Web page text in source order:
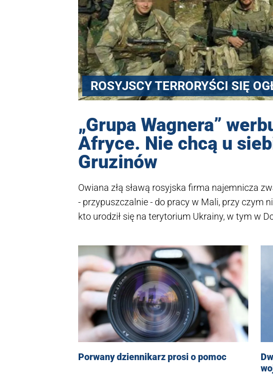
ROSYJSCY TERRORYŚCI SIĘ
„Grupa Wagnera”
Afryce. Nie chcą u
Gruzinów
Owiana złą sławą rosyjska firma najemnicza
- przypuszczalnie - do pracy w Mali, przy czym
kto urodził się na terytorium Ukrainy, w tym w
Porwany dziennikarz prosi o pomoc